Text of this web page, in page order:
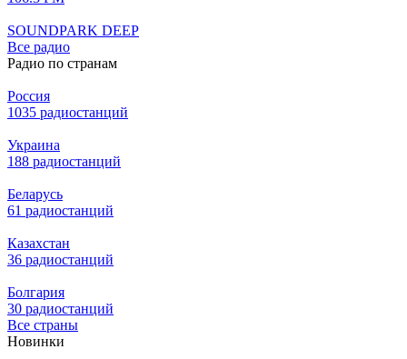
SOUNDPARK DEEP
Все радио
Радио по странам
Россия
1035 радиостанций
Украина
188 радиостанций
Беларусь
61 радиостанций
Казахстан
36 радиостанций
Болгария
30 радиостанций
Все страны
Новинки